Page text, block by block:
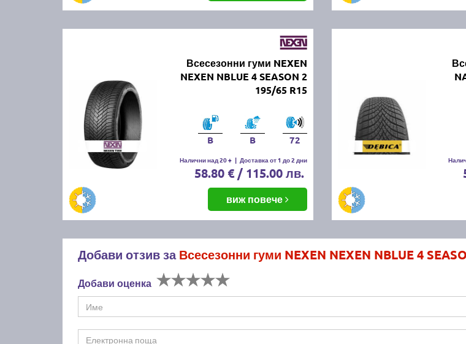
Всесезонни гуми NEXEN
NEXEN NBLUE 4 SEASON 2
195/65 R15
B B 72
Налични над 20 + | Доставка от 1 до 2 дни
58.80 € / 115.00 лв.
виж повече
Добави отзив заВсесезонни гуми NEXEN NEXEN NBLUE 4
Добави оценка